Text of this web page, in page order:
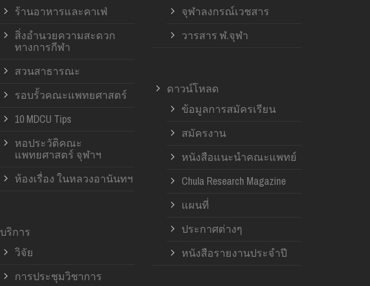
ร้านอาหารและคาเฟ่
สิ่งอำนวยความสะดวก
ทางการกีฬา
สวนสาธารณะ
รอบรั้วคณะแพทยศาสตร์
10 MDCU Tips
หอประวัติคณะ
แพทยศาสตร์ จุฬาฯ
ห้องเรื่อง ในหลวงอานันทฯ
บริการ
วิจัย
การประชุมวิชาการ
จุฬาลงกรณ์เวชสาร
วารสาร ฬ.จุฬา
ดาวน์โหลด
ข้อมูลการสมัครเรียน
สมัครงาน
หนังสือแนะนำคณะแพทย์
Chula Research Magazine
แผนที่
ประกาศต่างๆ
หนังสือรายงานประจำปี